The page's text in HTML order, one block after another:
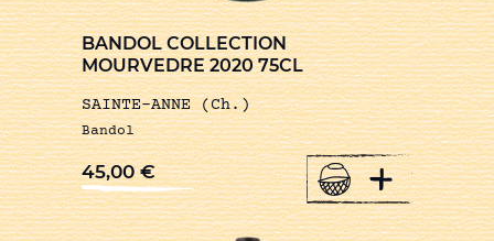
BANDOL COLLECTION
MOURVEDRE 2020 75CL
SAINTE-ANNE (Ch.)
Bandol
45,00€ +